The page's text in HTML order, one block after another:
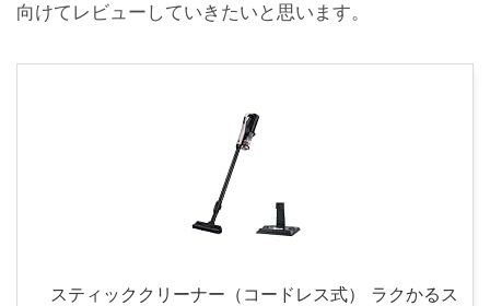
向けてレビューしていきたいと思います。
スティッククリーナー（コードレス式） ラクかるス